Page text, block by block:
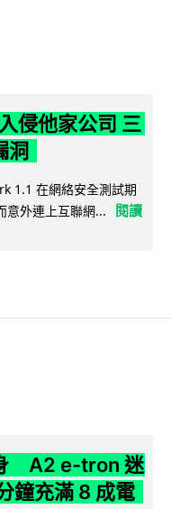
侵他家公司 三
洞
1.1 在網絡安全測試期
外連上互聯網...
閱讀
A2 e-tron 迷
鐘充滿 8 成電